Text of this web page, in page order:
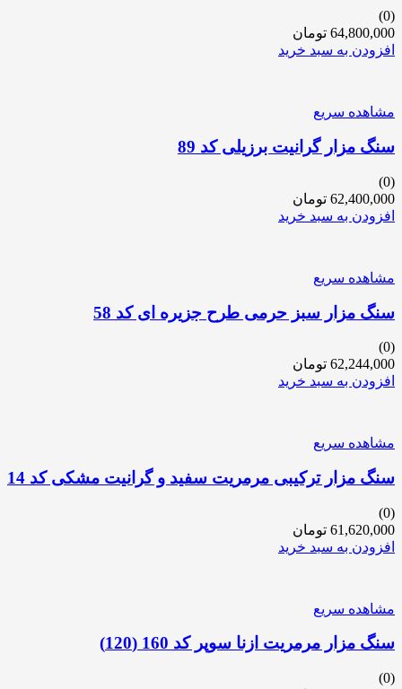
(0)
64,800,000 تومان
افزودن به سبد خرید
مشاهده سریع
سنگ مزار گرانیت برزیلی کد 89
(0)
62,400,000 تومان
افزودن به سبد خرید
مشاهده سریع
سنگ مزار سبز حرمی طرح جزیره ای کد 58
(0)
62,244,000 تومان
افزودن به سبد خرید
مشاهده سریع
سنگ مزار ترکیبی مرمریت سفید و گرانیت مشکی کد 14
(0)
61,620,000 تومان
افزودن به سبد خرید
مشاهده سریع
سنگ مزار مرمریت ازنا سوپر کد 160 (120)
(0)